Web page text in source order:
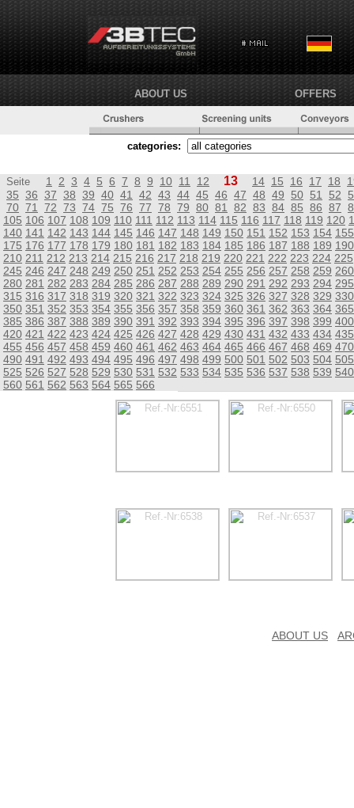
ABOUT US OFFERS
categories:
Seite 1 2 3 4 5 6 7 8 9 10 11 12 13 14 15 16 17 18
35 36 37 38 39 40 41 42 43 44 45 46 47 48 49 50 51 52
70 71 72 73 74 75 76 77 78 79 80 81 82 83 84 85 86 87
105 106 107 108 109 110 111 112 113 114 115 116 117 118 119 120
140 141 142 143 144 145 146 147 148 149 150 151 152 153 154 155
175 176 177 178 179 180 181 182 183 184 185 186 187 188 189 190
210 211 212 213 214 215 216 217 218 219 220 221 222 223 224 225
245 246 247 248 249 250 251 252 253 254 255 256 257 258 259 260
280 281 282 283 284 285 286 287 288 289 290 291 292 293 294 295
315 316 317 318 319 320 321 322 323 324 325 326 327 328 329 330
350 351 352 353 354 355 356 357 358 359 360 361 362 363 364 365
385 386 387 388 389 390 391 392 393 394 395 396 397 398 399 400
420 421 422 423 424 425 426 427 428 429 430 431 432 433 434 435
455 456 457 458 459 460 461 462 463 464 465 466 467 468 469 470
490 491 492 493 494 495 496 497 498 499 500 501 502 503 504 505
525 526 527 528 529 530 531 532 533 534 535 536 537 538 539 540
560 561 562 563 564 565 566
ABOUT US